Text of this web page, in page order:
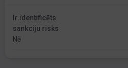
Ir identificēts
sankciju risks
Nē